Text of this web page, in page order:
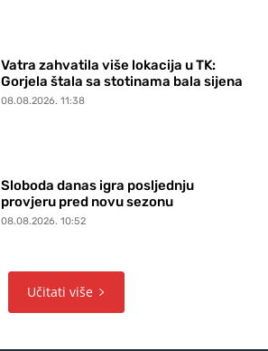
Vatra zahvatila više lokacija u TK:
Gorjela štala sa stotinama bala sijena
08.08.2026. 11:38
Sloboda danas igra posljednju
provjeru pred novu sezonu
08.08.2026. 10:52
Učitati više